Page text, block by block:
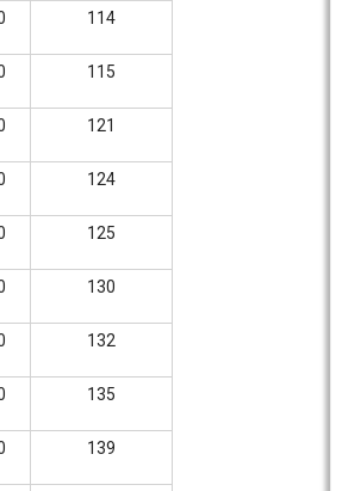
114
115
121
124
125
130
132
135
139